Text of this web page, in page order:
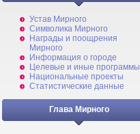
Устав Мирного
Символика Мирного
Награды и поощрения
Мирного
Информация о городе
Целевые и иные программы
Национальные проекты
Статистические данные
Глава Мирного